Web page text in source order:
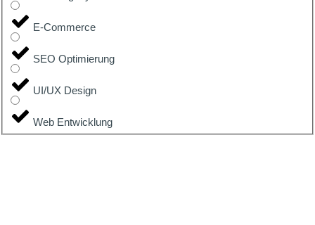
E-Commerce
SEO Optimierung
UI/UX Design
Web Entwicklung